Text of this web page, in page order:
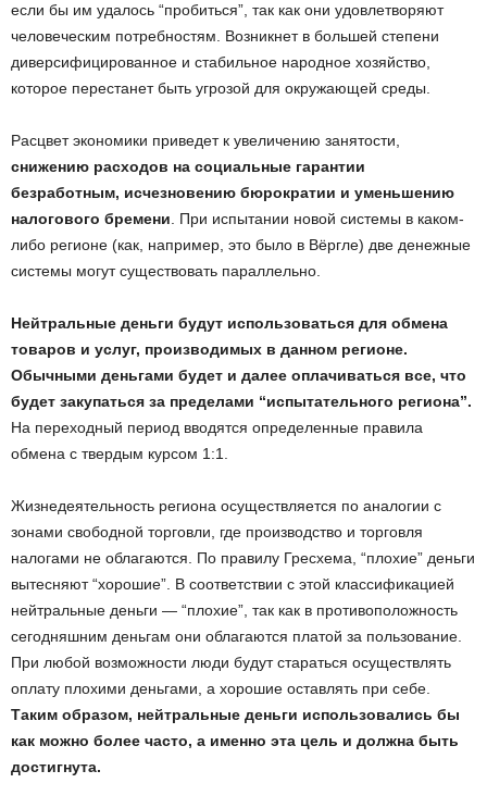
если бы им удалось “пробиться”, так как они удовлетворяют
человеческим потребностям. Возникнет в большей степени
диверсифицированное и стабильное народное хозяйство,
которое перестанет быть угрозой для окружающей среды.
Расцвет экономики приведет к увеличению занятости,
снижению расходов на социальные гарантии
безработным, исчезновению бюрократии и уменьшению
налогового бремени . При испытании новой системы в каком-
либо регионе (как, например, это было в Вёргле) две денежные
системы могут существовать параллельно.
Нейтральные деньги будут использоваться для обмена
товаров и услуг, производимых в данном регионе.
Обычными деньгами будет и далее оплачиваться все, что
будет закупаться за пределами “испытательного региона”.
На переходный период вводятся определенные правила
обмена с твердым курсом 1:1.
Жизнедеятельность региона осуществляется по аналогии с
зонами свободной торговли, где производство и торговля
налогами не облагаются. По правилу Гресхема, “плохие” деньги
вытесняют “хорошие”. В соответствии с этой классификацией
нейтральные деньги — “плохие”, так как в противоположность
сегодняшним деньгам они облагаются платой за пользование.
При любой возможности люди будут стараться осуществлять
оплату плохими деньгами, а хорошие оставлять при себе.
Таким образом, нейтральные деньги использовались бы
как можно более часто, а именно эта цель и должна быть
достигнута.